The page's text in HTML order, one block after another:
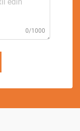
0/1000